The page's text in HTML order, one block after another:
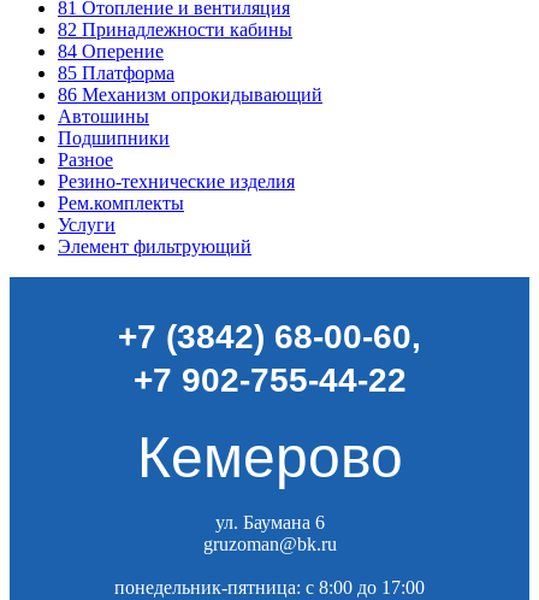
81 Отопление и вентиляция
82 Принадлежности кабины
84 Оперение
85 Платформа
86 Механизм опрокидывающий
Автошины
Подшипники
Разное
Резино-технические изделия
Рем.комплекты
Услуги
Элемент фильтрующий
+7 (3842) 68-00-60,
+7 902-755-44-22
Кемерово
ул. Баумана 6
gruzoman@bk.ru
понедельник-пятница: c 8:00 до 17:00